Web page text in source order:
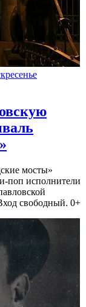
мосты»
поп исполнители
свободный. 0+